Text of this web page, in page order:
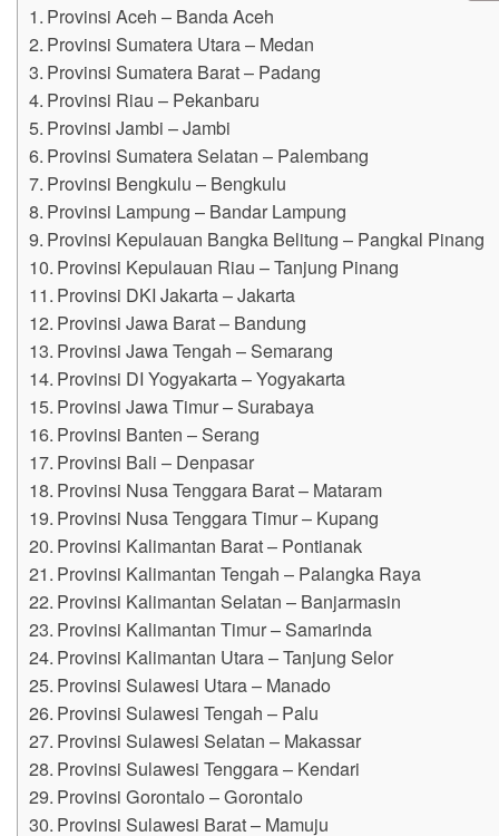
Provinsi Aceh – Banda Aceh
Provinsi Sumatera Utara – Medan
Provinsi Sumatera Barat – Padang
Provinsi Riau – Pekanbaru
Provinsi Jambi – Jambi
Provinsi Sumatera Selatan – Palembang
Provinsi Bengkulu – Bengkulu
Provinsi Lampung – Bandar Lampung
Provinsi Kepulauan Bangka Belitung – Pangkal Pinang
Provinsi Kepulauan Riau – Tanjung Pinang
Provinsi DKI Jakarta – Jakarta
Provinsi Jawa Barat – Bandung
Provinsi Jawa Tengah – Semarang
Provinsi DI Yogyakarta – Yogyakarta
Provinsi Jawa Timur – Surabaya
Provinsi Banten – Serang
Provinsi Bali – Denpasar
Provinsi Nusa Tenggara Barat – Mataram
Provinsi Nusa Tenggara Timur – Kupang
Provinsi Kalimantan Barat – Pontianak
Provinsi Kalimantan Tengah – Palangka Raya
Provinsi Kalimantan Selatan – Banjarmasin
Provinsi Kalimantan Timur – Samarinda
Provinsi Kalimantan Utara – Tanjung Selor
Provinsi Sulawesi Utara – Manado
Provinsi Sulawesi Tengah – Palu
Provinsi Sulawesi Selatan – Makassar
Provinsi Sulawesi Tenggara – Kendari
Provinsi Gorontalo – Gorontalo
Provinsi Sulawesi Barat – Mamuju